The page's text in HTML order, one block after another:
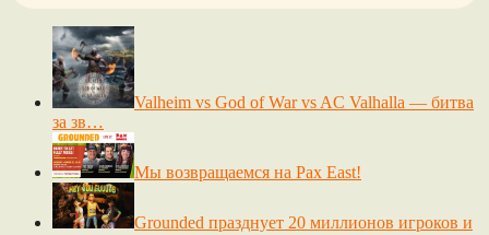
Valheim vs God of War vs AC Valhalla — битва
за зв…
Мы возвращаемся на Pax East!
Grounded празднует 20 миллионов игроков и